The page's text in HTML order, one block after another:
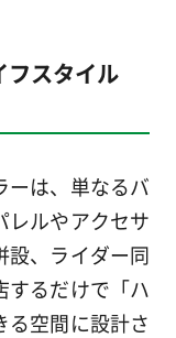
フスタイル
ーは、単なるバ
レルやアクセサ
設、ライダー同
するだけで「ハ
る空間に設計さ